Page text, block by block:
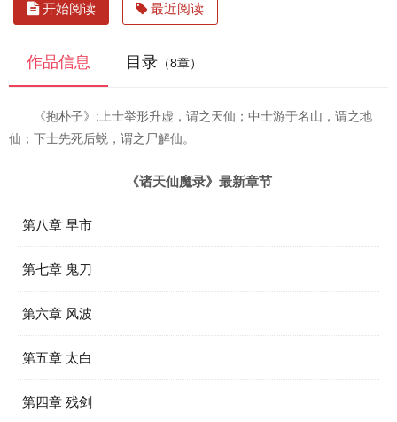
开始阅读 最近阅读
作品信息 目录 （8章）
《抱朴子》:上士举形升虚，谓之天仙；中士游于名山，谓之地
仙；下士先死后蜕，谓之尸解仙。
《诸天仙魔录》最新章节
第八章 早市
第七章 鬼刀
第六章 风波
第五章 太白
第四章 残剑